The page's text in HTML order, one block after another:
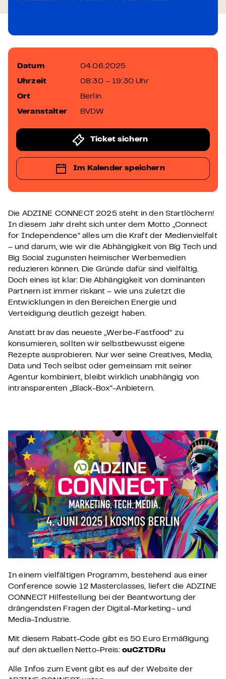
Die ADZINE CONNECT 2025 steht in den Startlöchern!
In diesem Jahr dreht sich unter dem Motto „Connect
for Independence“ alles um die Kraft der Medienvielfalt
– und darum, wie wir die Abhängigkeit von Big Tech und
Big Social zugunsten heimischer Werbemedien
reduzieren können. Die Gründe dafür sind vielfältig.
Doch eines ist klar: Die Abhängigkeit von dominanten
Partnern ist immer riskant – wie uns zuletzt die
Entwicklungen in den Bereichen Energie und
Verteidigung deutlich gezeigt haben.
Anstatt brav das neueste „Werbe-Fastfood“ zu
konsumieren, sollten wir selbstbewusst eigene
Rezepte ausprobieren. Nur wer seine Creatives, Media,
Data und Tech selbst oder gemeinsam mit seiner
Agentur kombiniert, bleibt wirklich unabhängig von
intransparenten „Black-Box“-Anbietern.
Datum 04.06.2025
Uhrzeit 08:30 – 19:30 Uhr
Ort Berlin
Veranstalter BVDW
Ticket sichern
Im Kalender speichern
In einem vielfältigen Programm, bestehend aus einer
Conference sowie 12 Masterclasses, liefert die ADZINE
CONNECT Hilfestellung bei der Beantwortung der
drängendsten Fragen der Digital-Marketing- und
Media-Industrie.
Mit diesem Rabatt-Code gibt es 50 Euro Ermäßigung
auf den aktuellen Netto-Preis: ouCZTDRu
Alle Infos zum Event gibt es auf der Website der